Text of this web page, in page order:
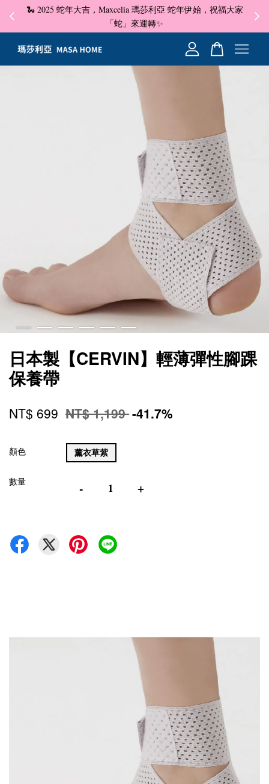
🐍 2025 蛇年大吉，Maxcelia 瑪莎利亞 蛇年伊始，祝福大家
「蛇」來運轉✨
✦
日本製【CERVIN】輕薄彈性腳踝
保養帶
NT$ 699 NT$ 1,199-41.7%
顏色 薰衣草紫
數量 - +
您的購物車目前還是空的。
繼續購物